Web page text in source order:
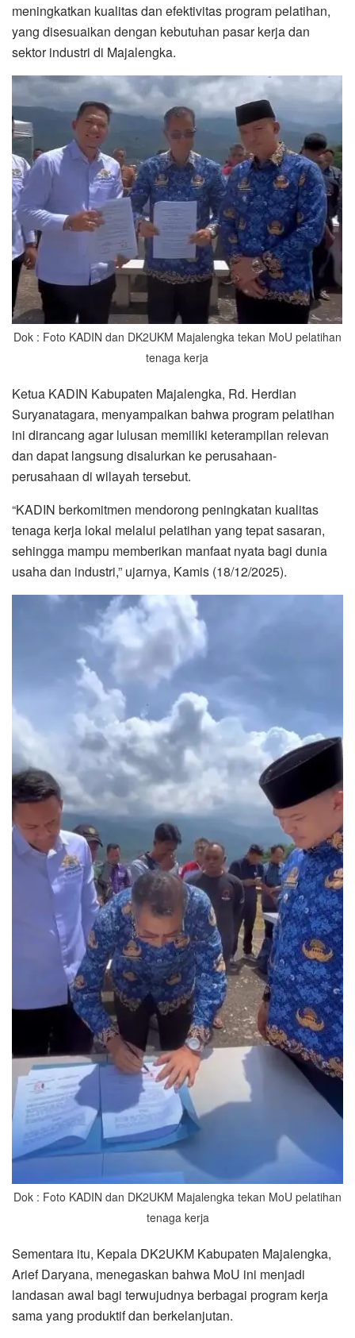
meningkatkan kualitas dan efektivitas program pelatihan,
yang disesuaikan dengan kebutuhan pasar kerja dan
sektor industri di Majalengka.
Dok : Foto KADIN dan DK2UKM Majalengka tekan MoU pelatihan
tenaga kerja
Ketua KADIN Kabupaten Majalengka, Rd. Herdian
Suryanatagara, menyampaikan bahwa program pelatihan
ini dirancang agar lulusan memiliki keterampilan relevan
dan dapat langsung disalurkan ke perusahaan-
perusahaan di wilayah tersebut.
“KADIN berkomitmen mendorong peningkatan kualitas
tenaga kerja lokal melalui pelatihan yang tepat sasaran,
sehingga mampu memberikan manfaat nyata bagi dunia
usaha dan industri,” ujarnya, Kamis (18/12/2025).
Dok : Foto KADIN dan DK2UKM Majalengka tekan MoU pelatihan
tenaga kerja
Sementara itu, Kepala DK2UKM Kabupaten Majalengka,
Arief Daryana, menegaskan bahwa MoU ini menjadi
landasan awal bagi terwujudnya berbagai program kerja
sama yang produktif dan berkelanjutan.